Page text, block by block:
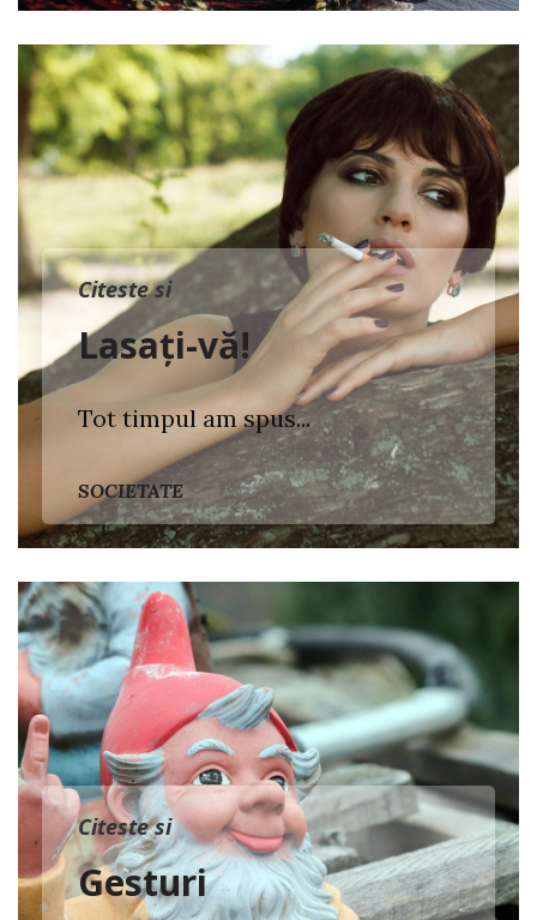
Citeste si
Lasați-vă!
Tot timpul am spus...
SOCIETATE
Citeste si
Gesturi